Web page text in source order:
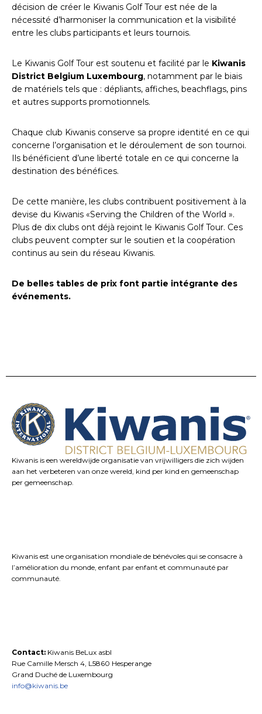
décision de créer le Kiwanis Golf Tour est née de la
nécessité d’harmoniser la communication et la visibilité
entre les clubs participants et leurs tournois.
Le Kiwanis Golf Tour est soutenu et facilité par le Kiwanis
District Belgium Luxembourg, notamment par le biais
de matériels tels que : dépliants, affiches, beachflags, pins
et autres supports promotionnels.
Chaque club Kiwanis conserve sa propre identité en ce qui
concerne l’organisation et le déroulement de son tournoi.
Ils bénéficient d’une liberté totale en ce qui concerne la
destination des bénéfices.
De cette manière, les clubs contribuent positivement à la
devise du Kiwanis «Serving the Children of the World ».
Plus de dix clubs ont déjà rejoint le Kiwanis Golf Tour. Ces
clubs peuvent compter sur le soutien et la coopération
continus au sein du réseau Kiwanis.
De belles tables de prix font partie intégrante des
événements.
Kiwanis is een wereldwijde organisatie van vrijwilligers die zich wijden
aan het verbeteren van onze wereld, kind per kind en gemeenschap
per gemeenschap.
Kiwanis est une organisation mondiale de bénévoles qui se consacre à
l’amélioration du monde, enfant par enfant et communauté par
communauté.
Contact: Kiwanis BeLux asbl
Rue Camille Mersch 4, L5860 Hesperange
Grand Duché de Luxembourg
info@kiwanis.be